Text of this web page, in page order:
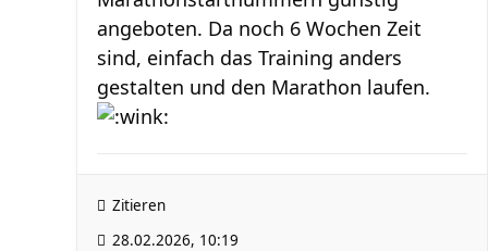
angeboten. Da noch 6 Wochen Zeit
sind, einfach das Training anders
gestalten und den Marathon laufen.
Zitieren
28.02.2026, 10:19